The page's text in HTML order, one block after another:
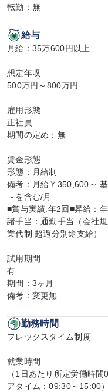
転勤：無
給与
月給：35万600円以上
想定年収
500万円～800万円
雇用形態
正社員
期間の定め：無
賃金形態
形態：月給制
備考：月給￥350,600～
～を含む/月
■賞与実績:年2回■昇給：
諸手当：通勤手当（会社
業代制 超過分別途支給）
試用期間
有
期間：3ヶ月
備考：変更無
勤務時間
フレックスタイム制度
就業時間
（1日あたり所定労働時
アタイム：09:30～15:00）